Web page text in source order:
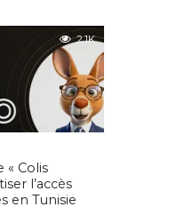
2.1K
« Colis
l’accès
en Tunisie